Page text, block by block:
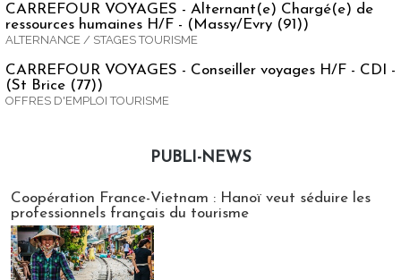
CARREFOUR VOYAGES - Alternant(e) Chargé(e) de
ressources humaines H/F - (Massy/Evry (91))
ALTERNANCE / STAGES TOURISME
CARREFOUR VOYAGES - Conseiller voyages H/F - CDI -
(St Brice (77))
OFFRES D'EMPLOI TOURISME
PUBLI-NEWS
Coopération France-Vietnam : Hanoï veut séduire les
professionnels français du tourisme